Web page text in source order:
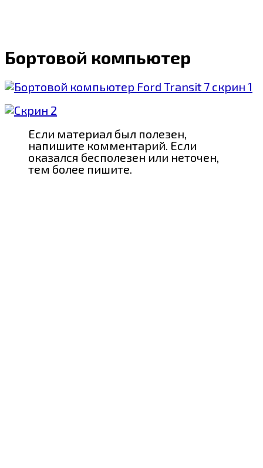
Бортовой компьютер
Если материал был полезен,
напишите комментарий. Если
оказался бесполезен или неточен,
тем более пишите.